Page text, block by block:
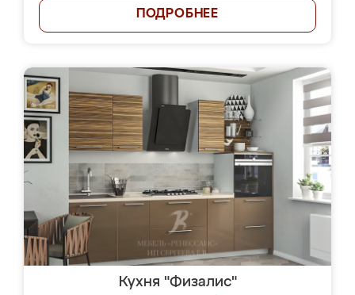
ПОДРОБНЕЕ
Кухня "Физалис"